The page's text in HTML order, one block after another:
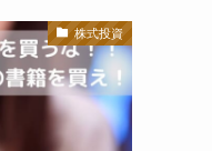
株式投資